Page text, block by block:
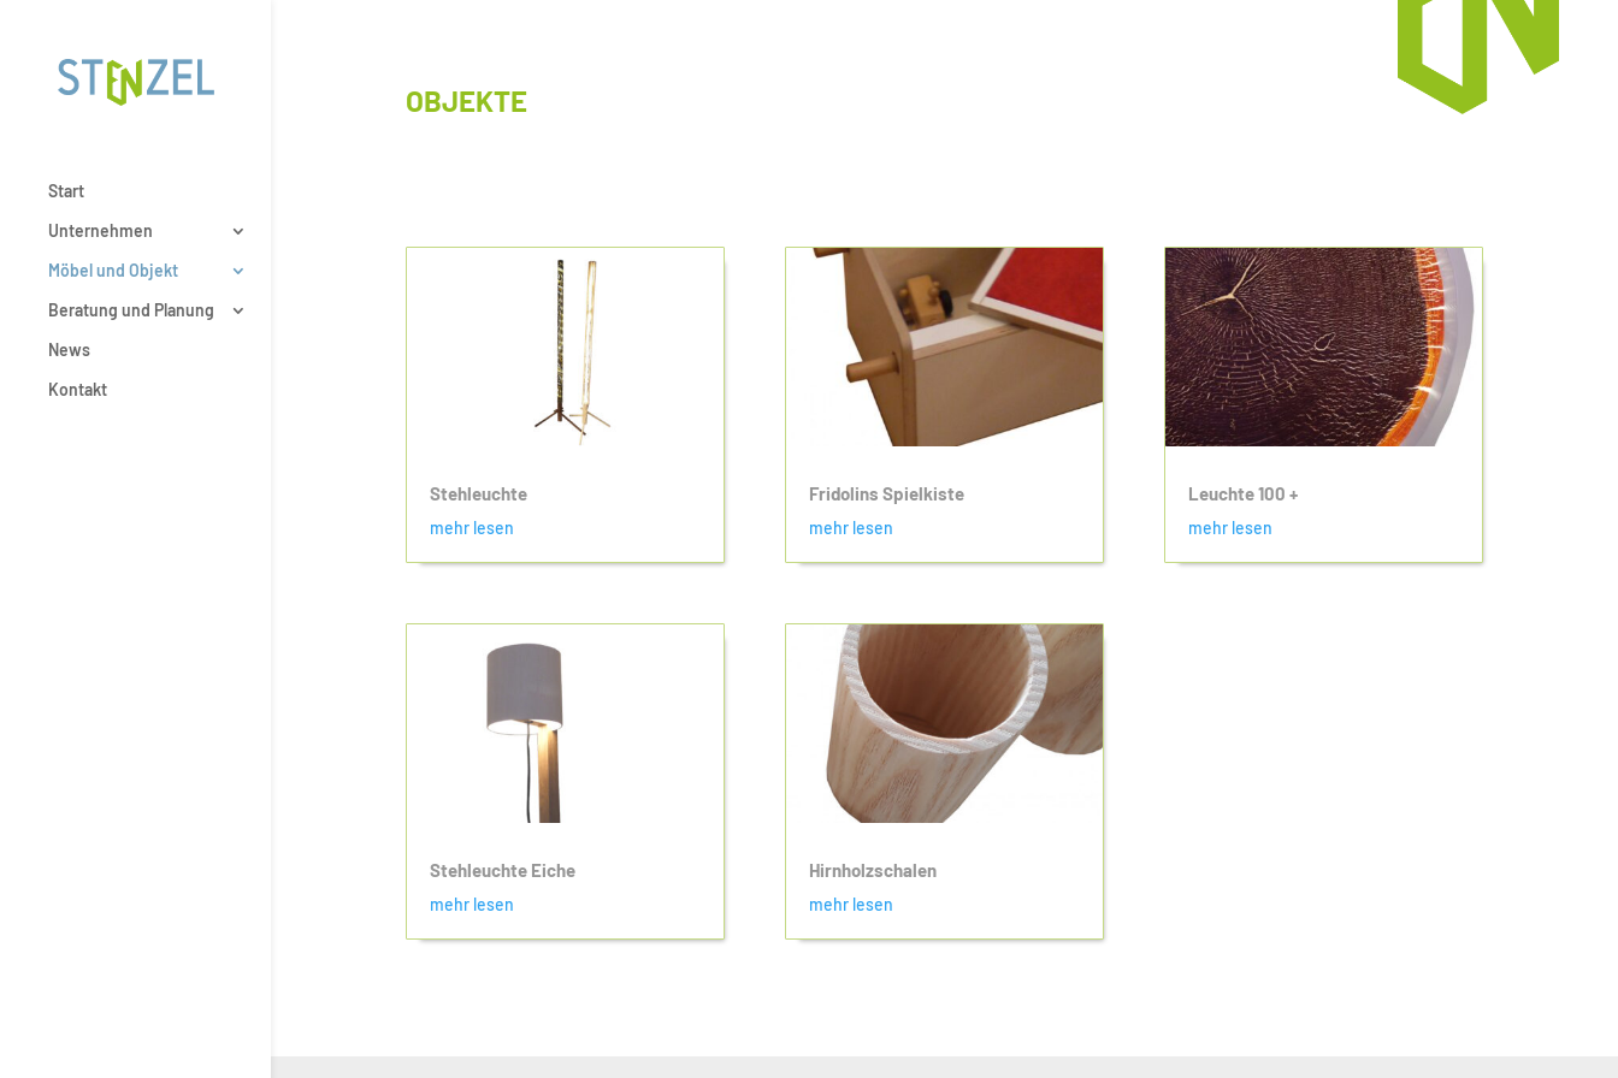
Start
Unternehmen
Möbel und Objekt
Beratung und Planung
News
Kontakt
OBJEKTE
Stehleuchte
mehr lesen
Stehleuchte Eiche
mehr lesen
Fridolins Spielkiste
mehr lesen
Hirnholzschalen
mehr lesen
Leuchte 100 +
mehr lesen